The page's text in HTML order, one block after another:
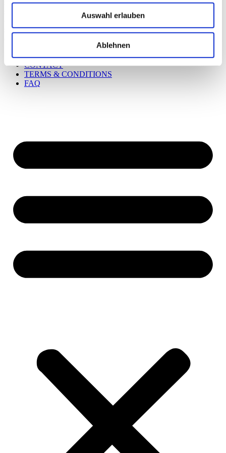
Auswahl erlauben
Ablehnen
selected delicacies await our guests. Here, you will find a diverse
selection of delicious treats, from regional specialties to international
culinary delights. Whether you want to pamper yourself with a
snack or find a special gift, our shop offers you the opportunity to
IMPRINT & PRIVACY
CONTACT
TERMS & CONDITIONS
FAQ